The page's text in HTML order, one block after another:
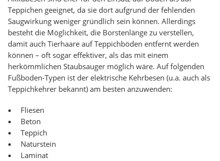
Teppichen geeignet, da sie dort aufgrund der fehlenden
Saugwirkung weniger gründlich sein können. Allerdings
besteht die Möglichkeit, die Borstenlänge zu verstellen,
damit auch Tierhaare auf Teppichböden entfernt werden
können – oft sogar effektiver, als das mit einem
herkömmlichen Staubsauger möglich wäre. Auf folgenden
Fußboden-Typen ist der elektrische Kehrbesen (u.a. auch als
Teppichkehrer bekannt) am besten anzuwenden:
Fliesen
Beton
Teppich
Naturstein
Laminat